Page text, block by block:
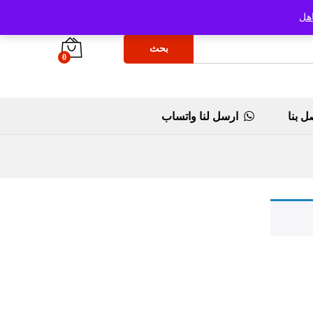
بحث
0
بنا ارسل لنا واتساب